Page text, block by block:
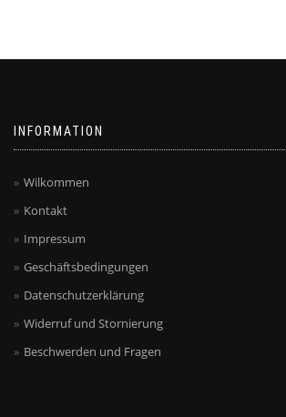
INFORMATION
Wilkommen
Kontakt
Impressum
Geschäftsbedingungen
Datenschutzerklärung
Widerruf und Stornierung
Beschwerden und Fragen